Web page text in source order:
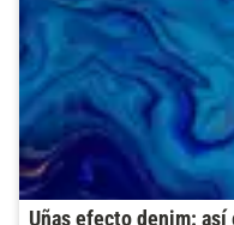
Uñas efecto denim: